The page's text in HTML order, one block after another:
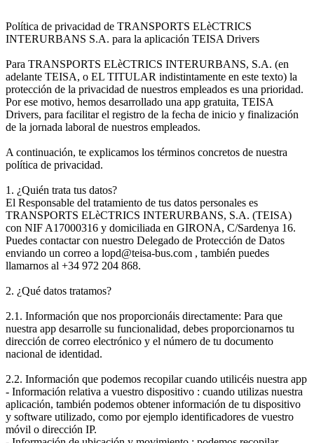
Política de privacidad de TRANSPORTS ELèCTRICS
INTERURBANS S.A. para la aplicación TEISA Drivers
Para TRANSPORTS ELèCTRICS INTERURBANS, S.A. (en
adelante TEISA, o EL TITULAR indistintamente en este texto) la
protección de la privacidad de nuestros empleados es una prioridad.
Por ese motivo, hemos desarrollado una app gratuita, TEISA
Drivers, para facilitar el registro de la fecha de inicio y finalización
de la jornada laboral de nuestros empleados.
A continuación, te explicamos los términos concretos de nuestra
política de privacidad.
1. ¿Quién trata tus datos?
El Responsable del tratamiento de tus datos personales es
TRANSPORTS ELèCTRICS INTERURBANS, S.A. (TEISA)
con NIF A17000316 y domiciliada en GIRONA, C/Sardenya 16.
Puedes contactar con nuestro Delegado de Protección de Datos
enviando un correo a lopd@teisa-bus.com , también puedes
llamarnos al +34 972 204 868.
2. ¿Qué datos tratamos?
2.1. Información que nos proporcionáis directamente: Para que
nuestra app desarrolle su funcionalidad, debes proporcionarnos tu
dirección de correo electrónico y el número de tu documento
nacional de identidad.
2.2. Información que podemos recopilar cuando utilicéis nuestra app
- Información relativa a vuestro dispositivo : cuando utilizas nuestra
aplicación, también podemos obtener información de tu dispositivo
y software utilizado, como por ejemplo identificadores de vuestro
móvil o dirección IP.